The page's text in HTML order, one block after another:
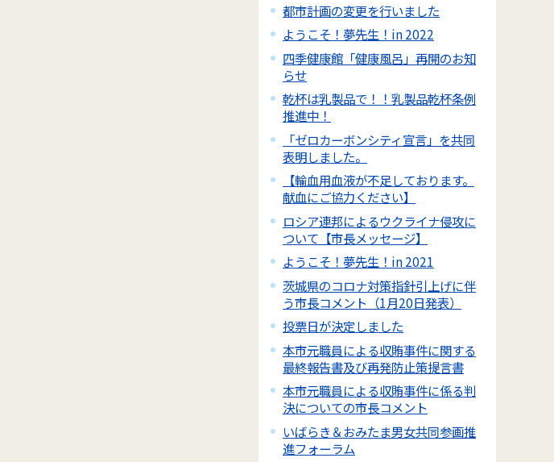
都市計画の変更を行いました
ようこそ！夢先生！in 2022
四季健康館「健康風呂」再開のお知
らせ
乾杯は乳製品で！！乳製品乾杯条例
推進中！
「ゼロカーボンシティ宣言」を共同
表明しました。
【輸血用血液が不足しております。
献血にご協力ください】
ロシア連邦によるウクライナ侵攻に
ついて【市長メッセージ】
ようこそ！夢先生！in 2021
茨城県のコロナ対策指針引上げに伴
う市長コメント（1月20日発表）
投票日が決定しました
本市元職員による収賄事件に関する
最終報告書及び再発防止策提言書
本市元職員による収賄事件に係る判
決についての市長コメント
いばらき＆おみたま男女共同参画推
進フォーラム